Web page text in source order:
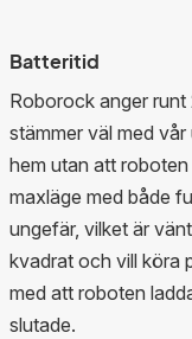
Batteritid
Roborock anger
stämmer väl med
hem utan att
maxläge med både
ungefär, vilket är
kvadrat och vill köra
med att roboten
slutade.